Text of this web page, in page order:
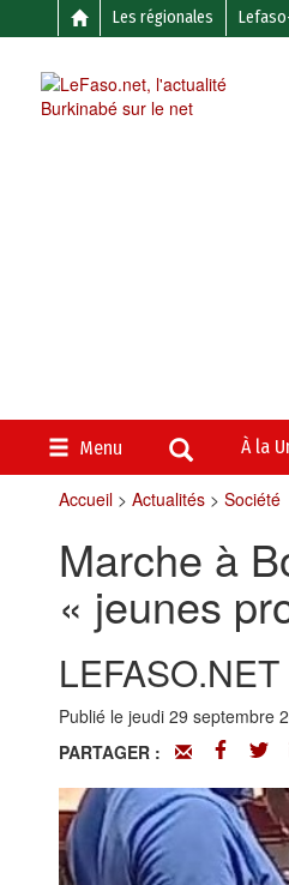
Les régionales
Menu À la
Accueil> Actualités> Société
Marche à
« jeunes
LEFASO.NET
Publié le jeudi 29 septembre
PARTAGER :